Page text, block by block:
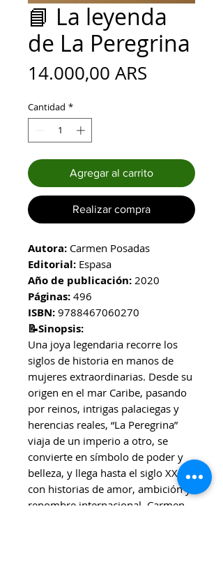
📘 La leyenda
de La Peregrina
14.000,00 ARS
Cantidad *
Agregar al carrito
Realizar compra
Autora: Carmen Posadas
Editorial: Espasa
Año de publicación: 2020
Páginas: 496
ISBN: 9788467060270
📝Sinopsis:
Una joya legendaria recorre los
siglos de historia en manos de
mujeres extraordinarias. Desde su
origen en el mar Caribe, pasando
por reinos, intrigas palaciegas y
herencias reales, “La Peregrina”
viaja de un imperio a otro, se
convierte en símbolo de poder y
belleza, y llega hasta el siglo XX
con historias de amor, ambición y
renombre internacional. Carmen